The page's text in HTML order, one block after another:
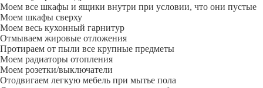
Моем все шкафы и ящики внутри при условии, что они пустые
Моем шкафы сверху
Моем весь кухонный гарнитур
Отмываем жировые отложения
Протираем от пыли все крупные предметы
Моем радиаторы отопления
Моем розетки/выключатели
Отодвигаем легкую мебель при мытье пола